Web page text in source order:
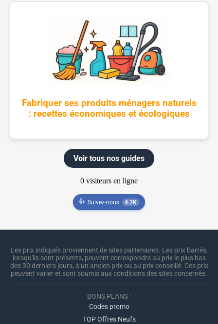
Fabriquer ses produits ménagers naturels
: recettes économiques et écologiques
Voir tous nos guides
👍 Suivez-nous 4.7K
Les prix indiqués proviennent de sites partenaires. Les prix barrés,
lorsqu'ils sont présents, peuvent correspondre au prix le plus bas
des 30 derniers jours, à un ancien prix ou au prix conseillé. Ces prix
peuvent varier et sont soumis aux conditions des sites concernés.
BONS PLANS :
Codes promo
TOP Offres Neufs